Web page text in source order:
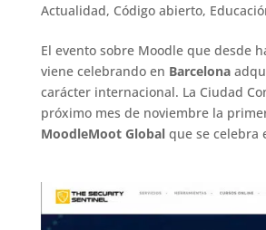
Actualidad, Código abierto,
El evento sobre Moodle que desde
viene celebrando en Barcelona
carácter internacional. La Ciudad
próximo mes de noviembre la
MoodleMoot Globalque se celebra